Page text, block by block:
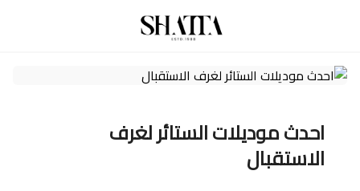
احدث موديلات الستائر لغرف
الاستقبال